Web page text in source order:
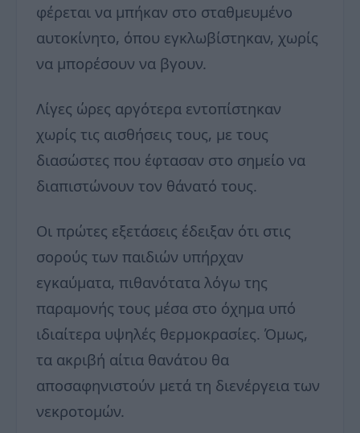
φέρεται να μπήκαν στο σταθμευμένο
αυτοκίνητο, όπου εγκλωβίστηκαν, χωρίς
να μπορέσουν να βγουν.
Λίγες ώρες αργότερα εντοπίστηκαν
χωρίς τις αισθήσεις τους, με τους
διασώστες που έφτασαν στο σημείο να
διαπιστώνουν τον θάνατό τους.
Οι πρώτες εξετάσεις έδειξαν ότι στις
σορούς των παιδιών υπήρχαν
εγκαύματα, πιθανότατα λόγω της
παραμονής τους μέσα στο όχημα υπό
ιδιαίτερα υψηλές θερμοκρασίες. Όμως,
τα ακριβή αίτια θανάτου θα
αποσαφηνιστούν μετά τη διενέργεια των
νεκροτομών.